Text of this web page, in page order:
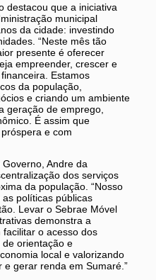
destacou que a iniciativa
municipal
da cidade: investindo
“Neste mês tão
presente é oferecer
empreender, crescer e
Estamos
da população,
e criando um ambiente
geração de emprego,
É assim que
e com
Andre da
dos serviços
da população. “Nosso
políticas públicas
Levar o Sebrae Móvel
demonstra a
o acesso dos
orientação e
local e valorizando
gerar renda em Sumaré.”